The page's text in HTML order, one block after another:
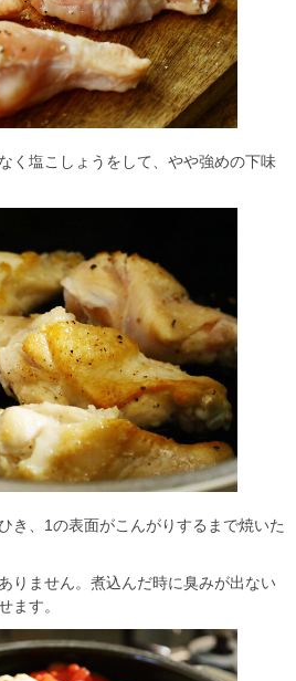
塩こしょうをして、やや強めの下味
、1の表面がこんがりするまで焼いた
りません。煮込んだ時に臭みが出ない
ます。